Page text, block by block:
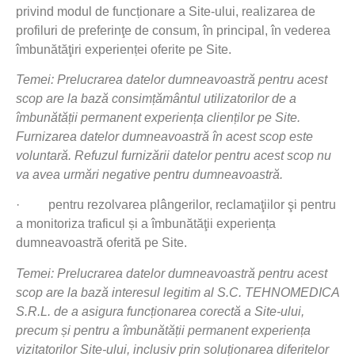
privind modul de funcționare a Site-ului, realizarea de
profiluri de preferinţe de consum, în principal, în vederea
îmbunătăţiri experienței oferite pe Site.
Temei: Prelucrarea datelor dumneavoastră pentru acest
scop are la bază consimțământul utilizatorilor de a
îmbunătății permanent experiența clienților pe Site.
Furnizarea datelor dumneavoastră în acest scop este
voluntară. Refuzul furnizării datelor pentru acest scop nu
va avea urmări negative pentru dumneavoastră.
· pentru rezolvarea plângerilor, reclamaţiilor şi pentru
a monitoriza traficul și a îmbunătăţii experiența
dumneavoastră oferită pe Site.
Temei: Prelucrarea datelor dumneavoastră pentru acest
scop are la bază interesul legitim al S.C. TEHNOMEDICA
S.R.L. de a asigura funcționarea corectă a Site-ului,
precum și pentru a îmbunătății permanent experiența
vizitatorilor Site-ului, inclusiv prin soluționarea diferitelor